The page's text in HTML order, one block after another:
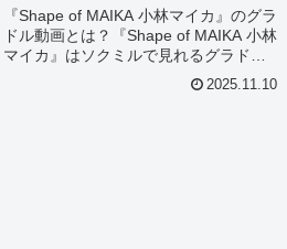
『Shape of MAIKA 小林マイカ』のグラ
ドル動画とは？『Shape of MAIKA 小林
マイカ』はソクミルで見れるグラドル
動画です。作品IDは418330のこの
『Shape of MAIKA 小林マイカ』につい
2025.11.10